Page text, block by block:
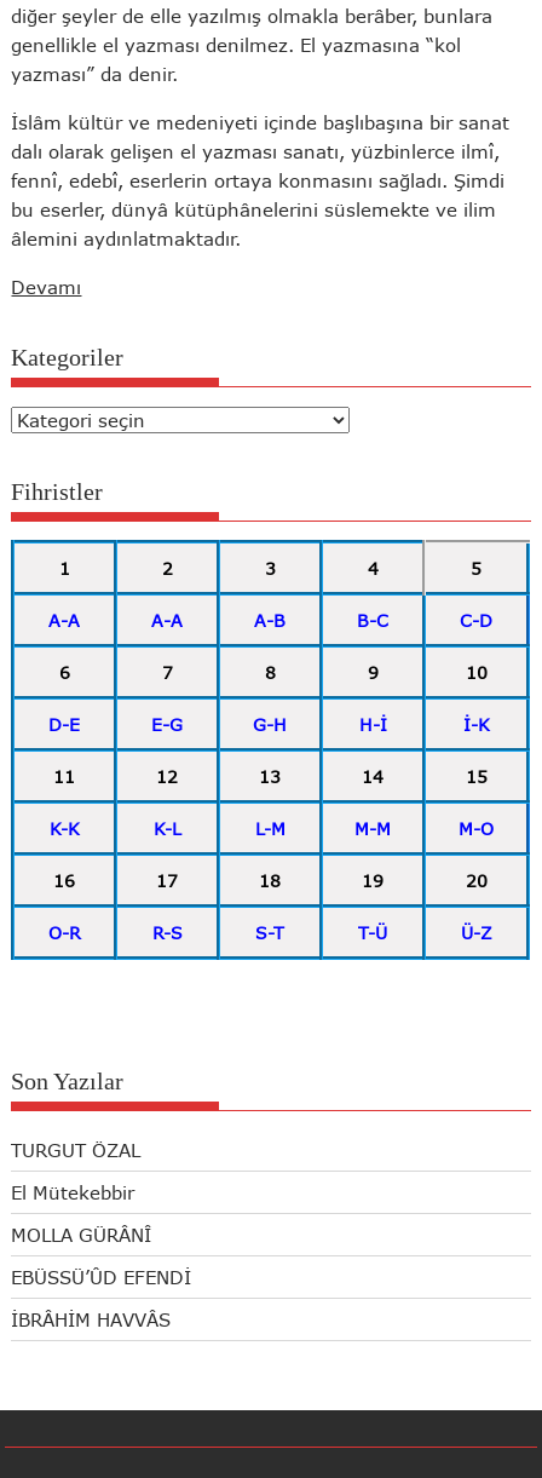
diğer şeyler de elle yazılmış olmakla berâber, bunlara
genellikle el yazması denilmez. El yazmasına “kol
yazması” da denir.
İslâm kültür ve medeniyeti içinde başlıbaşına bir sanat
dalı olarak gelişen el yazması sanatı, yüzbinlerce ilmî,
fennî, edebî, eserlerin ortaya konmasını sağladı. Şimdi
bu eserler, dünyâ kütüphânelerini süslemekte ve ilim
âlemini aydınlatmaktadır.
Devamı
Kategoriler
Kategoriler
Fihristler
1 2 3 4 5
A-A A-A A-B B-C C-D
6 7 8 9 10
D-E E-G G-H H-İ İ-K
11 12 13 14 15
K-K K-L L-M M-M M-O
16 17 18 19 20
O-R R-S S-T T-Ü Ü-Z
Son Yazılar
TURGUT ÖZAL
El Mütekebbir
MOLLA GÜRÂNÎ
EBÜSSÜ’ÛD EFENDİ
İBRÂHİM HAVVÂS